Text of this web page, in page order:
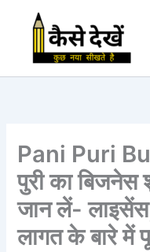
Pani Puri
पुरी का
जान लें-
लागत के बारे में